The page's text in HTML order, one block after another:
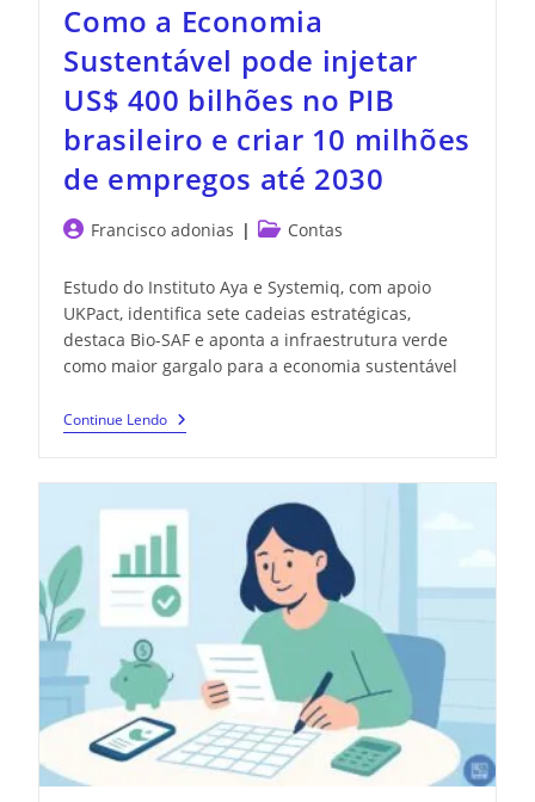
Como a Economia
Sustentável pode injetar
US$ 400 bilhões no PIB
brasileiro e criar 10 milhões
de empregos até 2030
Francisco adonias Contas
Estudo do Instituto Aya e Systemiq, com apoio
UKPact, identifica sete cadeias estratégicas,
destaca Bio-SAF e aponta a infraestrutura verde
como maior gargalo para a economia sustentável
Continue Lendo